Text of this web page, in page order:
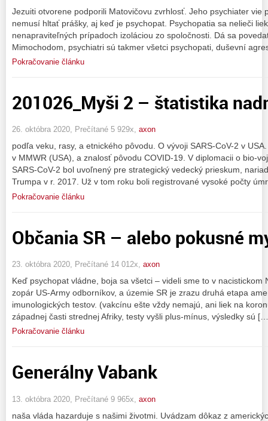
Jezuiti otvorene podporili Matovičovu zvrhlosť. Jeho psychiater vie
nemusí hltať prášky, aj keď je psychopat. Psychopatia sa nelieči
nenapraviteľných prípadoch izoláciou zo spoločnosti. Dá sa
Mimochodom, psychiatri sú takmer všetci psychopati, duševní
Pokračovanie článku
201026_Myši 2 – štatistika
26. októbra 2020, Prečítané 5 929x, axon
podľa veku, rasy, a etnického pôvodu. O vývoji SARS-CoV-2 v
v MMWR (USA), a znalosť pôvodu COVID-19. V diplomacii o bio-
SARS-CoV-2 bol uvoľnený pre strategický vedecký prieskum,
Trumpa v r. 2017. Už v tom roku boli registrované vysoké počty
Pokračovanie článku
Občania SR – alebo pokusné
23. októbra 2020, Prečítané 14 012x, axon
Keď psychopat vládne, boja sa všetci – videli sme to v nacistickom
zopár US-Army odborníkov, a územie SR je zrazu druhá etapa
imunologických testov. (vakcínu ešte vždy nemajú, ani liek na
západnej časti strednej Afriky, testy vyšli plus-mínus, výsledky sú
Pokračovanie článku
Generálny Vabank
13. októbra 2020, Prečítané 9 965x, axon
naša vláda hazarduje s našimi životmi. Uvádzam dôkaz z